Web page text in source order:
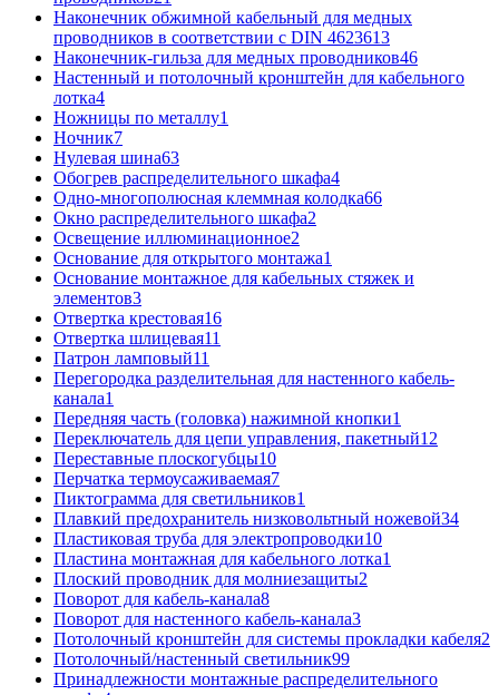
Наконечник обжимной кабельный для медных
проводников в соответствии с DIN 4623613
Наконечник-гильза для медных проводников46
Настенный и потолочный кронштейн для кабельного
лотка4
Ножницы по металлу1
Ночник7
Нулевая шина63
Обогрев распределительного шкафа4
Одно-многополюсная клеммная колодка66
Окно распределительного шкафа2
Освещение иллюминационное2
Основание для открытого монтажа1
Основание монтажное для кабельных стяжек и
элементов3
Отвертка крестовая16
Отвертка шлицевая11
Патрон ламповый11
Перегородка разделительная для настенного кабель-
канала1
Передняя часть (головка) нажимной кнопки1
Переключатель для цепи управления, пакетный12
Переставные плоскогубцы10
Перчатка термоусаживаемая7
Пиктограмма для светильников1
Плавкий предохранитель низковольтный ножевой34
Пластиковая труба для электропроводки10
Пластина монтажная для кабельного лотка1
Плоский проводник для молниезащиты2
Поворот для кабель-канала8
Поворот для настенного кабель-канала3
Потолочный кронштейн для системы прокладки кабеля2
Потолочный/настенный светильник99
Принадлежности монтажные распределительного